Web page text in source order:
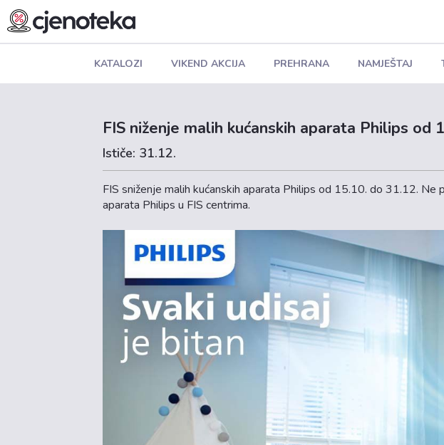
KATALOZI VIKEND AKCIJA PREHRANA NAMJEŠTAJ
FIS niženje malih kućanskih aparata Philips od
Ističe: 31.12.
FIS sniženje malih kućanskih aparata Philips od 15.10. do 31.12. Ne
aparata Philips u FIS centrima.